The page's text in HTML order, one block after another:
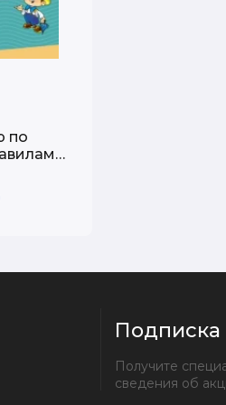
по
2-4 кл
Подписка
Получите
сведения об